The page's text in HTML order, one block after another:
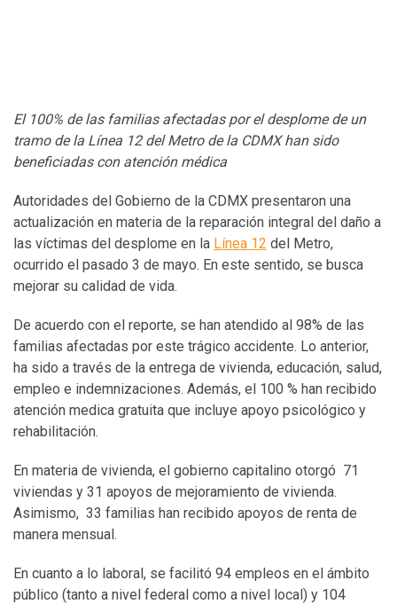
El 100% de las familias afectadas por el desplome de un
tramo de la Línea 12 del Metro de la CDMX han sido
beneficiadas con atención médica
Autoridades del Gobierno de la CDMX presentaron una
actualización en materia de la reparación integral del daño a
las víctimas del desplome en la Línea 12 del Metro,
ocurrido el pasado 3 de mayo. En este sentido, se busca
mejorar su calidad de vida.
De acuerdo con el reporte, se han atendido al 98% de las
familias afectadas por este trágico accidente. Lo anterior,
ha sido a través de la entrega de vivienda, educación, salud,
empleo e indemnizaciones. Además, el 100 % han recibido
atención medica gratuita que incluye apoyo psicológico y
rehabilitación.
En materia de vivienda, el gobierno capitalino otorgó 71
viviendas y 31 apoyos de mejoramiento de vivienda.
Asimismo, 33 familias han recibido apoyos de renta de
manera mensual.
En cuanto a lo laboral, se facilitó 94 empleos en el ámbito
público (tanto a nivel federal como a nivel local) y 104